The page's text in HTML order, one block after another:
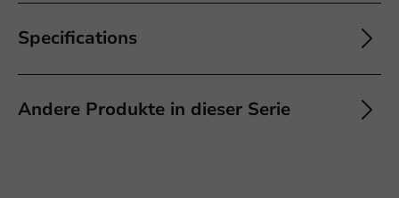
Specifications
Andere Produkte in dieser Serie